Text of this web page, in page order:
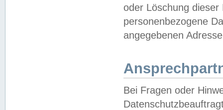
oder Löschung
personenbezogene
angegebenen
Bei Fragen oder